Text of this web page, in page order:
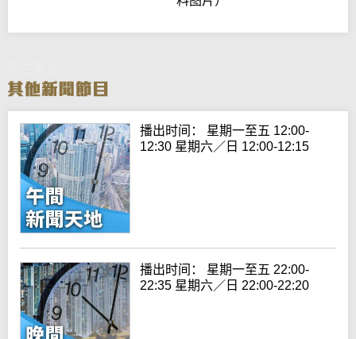
播出时间： 星期一至五 12:00-
12:30 星期六／日 12:00-12:15
播出时间： 星期一至五 22:00-
22:35 星期六／日 22:00-22:20